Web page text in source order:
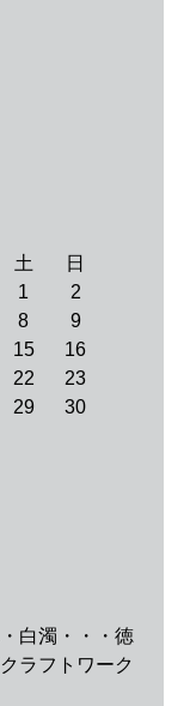
土
日
1
2
8
9
15
16
22
23
29
30
白濁・・・徳
ラフトワーク